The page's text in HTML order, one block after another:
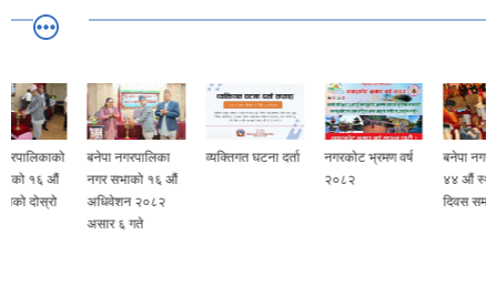
बनेपा नगरपालिका
नगर सभाको १६ औं
अधिवेशन २०८२
व्यक्तिगत घटना दर्ता
नगरकोट भ्रमण वर्ष
बनेपा नगरपालिकाको
४४ औं स्थापना